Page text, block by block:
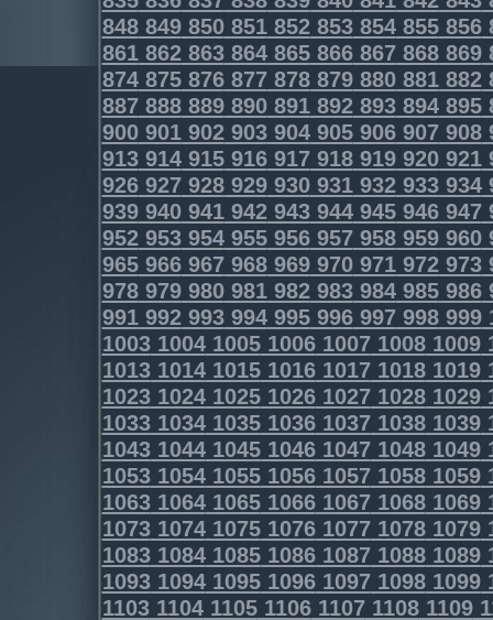
848849850851852853854855856
861862863864865866867868869
874875876877878879880881882
887888889890891892893894895
900901902903904905906907908
913914915916917918919920921
926927928929930931932933934
939940941942943944945946947
952953954955956957958959960
965966967968969970971972973
978979980981982983984985986
991992993994995996997998999
1003100410051006100710081009
1013101410151016101710181019
1023102410251026102710281029
1033103410351036103710381039
1043104410451046104710481049
1053105410551056105710581059
1063106410651066106710681069
1073107410751076107710781079
1083108410851086108710881089
1093109410951096109710981099
1103110411051106110711081109